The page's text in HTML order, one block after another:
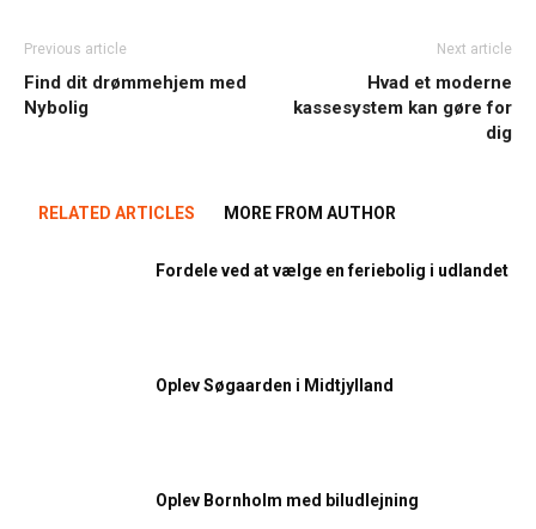
Previous article
Find dit drømmehjem med
Nybolig
Next article
Hvad et moderne
kassesystem kan gøre for
dig
RELATED ARTICLES MORE FROM AUTHOR
Fordele ved at vælge en feriebolig i udlandet
Oplev Søgaarden i Midtjylland
Oplev Bornholm med biludlejning